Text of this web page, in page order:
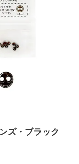
ズ・ブラック